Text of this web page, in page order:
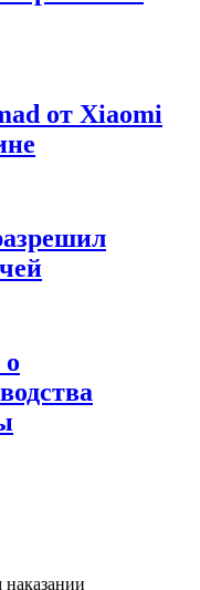
от Xiaomi
наказании